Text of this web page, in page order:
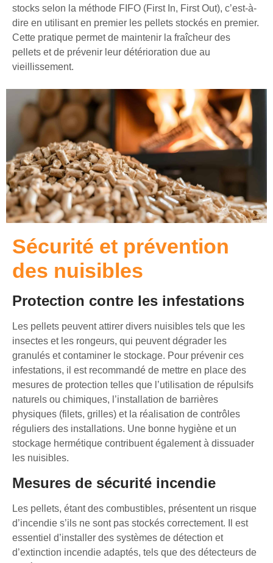
stocks selon la méthode FIFO (First In, First Out), c’est-à-
dire en utilisant en premier les pellets stockés en premier.
Cette pratique permet de maintenir la fraîcheur des
pellets et de prévenir leur détérioration due au
vieillissement.
Sécurité et prévention
des nuisibles
Protection contre les infestations
Les pellets peuvent attirer divers nuisibles tels que les
insectes et les rongeurs, qui peuvent dégrader les
granulés et contaminer le stockage. Pour prévenir ces
infestations, il est recommandé de mettre en place des
mesures de protection telles que l’utilisation de répulsifs
naturels ou chimiques, l’installation de barrières
physiques (filets, grilles) et la réalisation de contrôles
réguliers des installations. Une bonne hygiène et un
stockage hermétique contribuent également à dissuader
les nuisibles.
Mesures de sécurité incendie
Les pellets, étant des combustibles, présentent un risque
d’incendie s’ils ne sont pas stockés correctement. Il est
essentiel d’installer des systèmes de détection et
d’extinction incendie adaptés, tels que des détecteurs de